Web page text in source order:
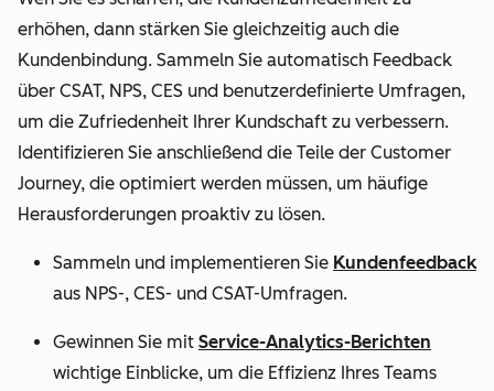
erhöhen, dann stärken Sie gleichzeitig auch die
Kundenbindung. Sammeln Sie automatisch Feedback
über CSAT, NPS, CES und benutzerdefinierte Umfragen,
um die Zufriedenheit Ihrer Kundschaft zu verbessern.
Identifizieren Sie anschließend die Teile der Customer
Journey, die optimiert werden müssen, um häufige
Herausforderungen proaktiv zu lösen.
Sammeln und implementieren Sie Kundenfeedback
aus NPS-, CES- und CSAT-Umfragen.
Gewinnen Sie mit Service-Analytics-Berichten
wichtige Einblicke, um die Effizienz Ihres Teams